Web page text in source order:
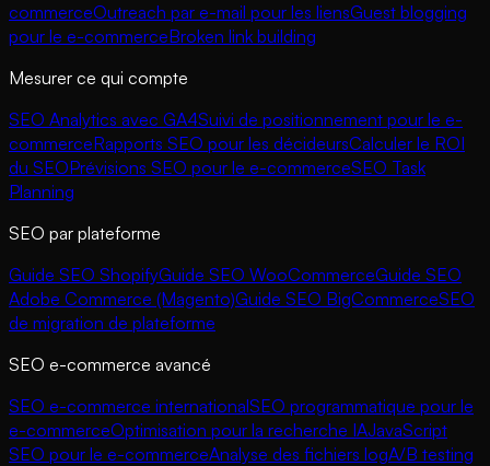
commerceOutreach par e-mail pour les liensGuest blogging
pour le e-commerceBroken link building
Mesurer ce qui compte
SEO Analytics avec GA4Suivi de positionnement pour le e-
commerceRapports SEO pour les décideursCalculer le ROI
du SEOPrévisions SEO pour le e-commerceSEO Task
Planning
SEO par plateforme
Guide SEO ShopifyGuide SEO WooCommerceGuide SEO
Adobe Commerce (Magento)Guide SEO BigCommerceSEO
de migration de plateforme
SEO e-commerce avancé
SEO e-commerce internationalSEO programmatique pour le
e-commerceOptimisation pour la recherche IAJavaScript
SEO pour le e-commerceAnalyse des fichiers logA/B testing